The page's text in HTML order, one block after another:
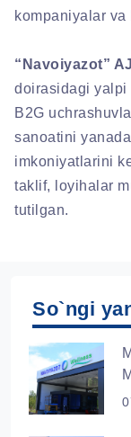
kompaniyalar
“Navoiyazot” AJ
doirasidagi yalpi
B2G
sanoatini
imkoniyatlarini
taklif, loyihalar
tutilgan.
So`ngi